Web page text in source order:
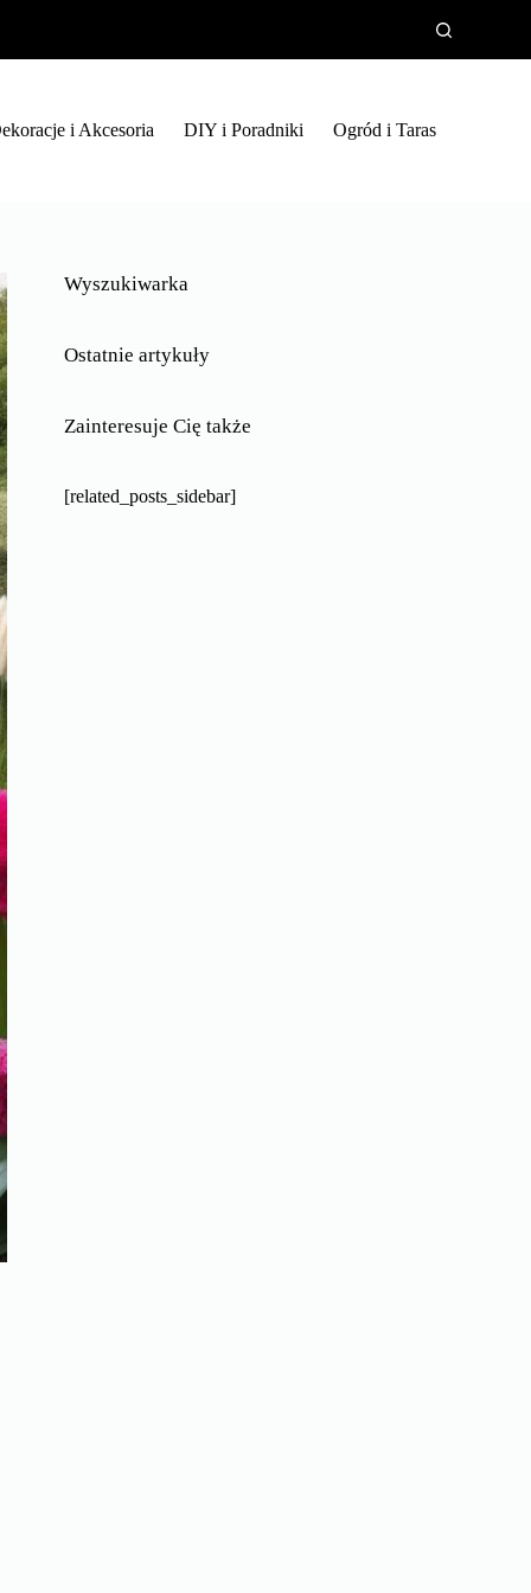
i Akcesoria DIY i Poradniki Ogród i Taras
Wyszukiwarka
Ostatnie artykuły
Zainteresuje Cię także
[related_posts_sidebar]